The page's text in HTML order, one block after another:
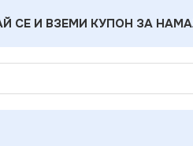
СЕ И ВЗЕМИ КУПОН ЗА